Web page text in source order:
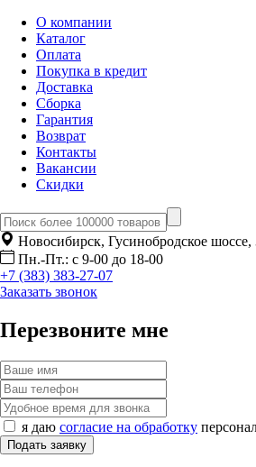
О компании
Каталог
Оплата
Покупка в кредит
Доставка
Сборка
Гарантия
Возврат
Контакты
Вакансии
Скидки
Новосибирск, Гусинобродское
Пн.-Пт.: с 9-00 до 18-00
+7 (383) 383-27-07
Заказать звонок
Перезвоните мне
я даю согласие на обработку